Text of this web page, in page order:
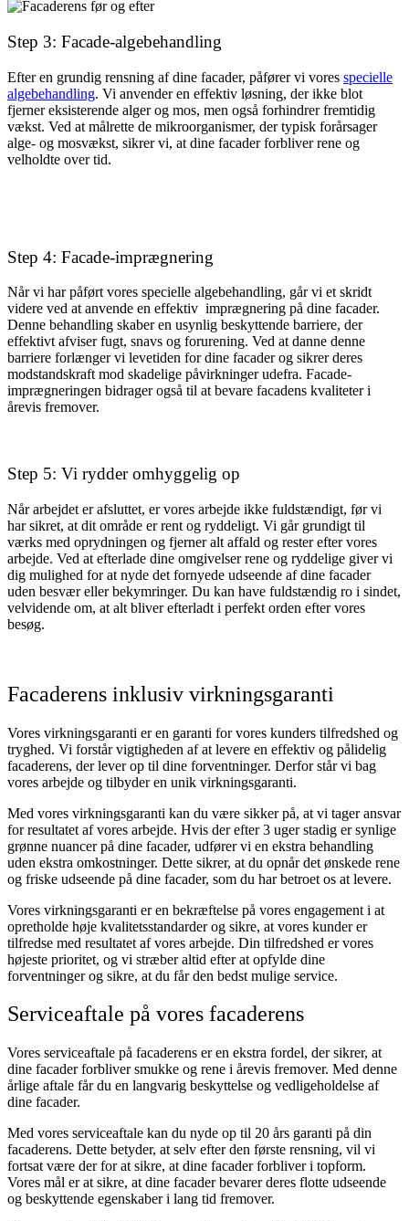
Step 3: Facade-algebehandling
Efter en grundig rensning af dine facader, påfører vi vores specielle
algebehandling. Vi anvender en effektiv løsning, der ikke blot
fjerner eksisterende alger og mos, men også forhindrer fremtidig
vækst. Ved at målrette de mikroorganismer, der typisk forårsager
alge- og mosvækst, sikrer vi, at dine facader forbliver rene og
velholdte over tid.
Step 4: Facade-imprægnering
Når vi har påført vores specielle algebehandling, går vi et skridt
videre ved at anvende en effektiv imprægnering på dine facader.
Denne behandling skaber en usynlig beskyttende barriere, der
effektivt afviser fugt, snavs og forurening. Ved at danne denne
barriere forlænger vi levetiden for dine facader og sikrer deres
modstandskraft mod skadelige påvirkninger udefra. Facade-
imprægneringen bidrager også til at bevare facadens kvaliteter i
årevis fremover.
Step 5: Vi rydder omhyggelig op
Når arbejdet er afsluttet, er vores arbejde ikke fuldstændigt, før vi
har sikret, at dit område er rent og ryddeligt. Vi går grundigt til
værks med oprydningen og fjerner alt affald og rester efter vores
arbejde. Ved at efterlade dine omgivelser rene og ryddelige giver vi
dig mulighed for at nyde det fornyede udseende af dine facader
uden besvær eller bekymringer. Du kan have fuldstændig ro i sindet,
velvidende om, at alt bliver efterladt i perfekt orden efter vores
besøg.
Facaderens inklusiv virkningsgaranti
Vores virkningsgaranti er en garanti for vores kunders tilfredshed og
tryghed. Vi forstår vigtigheden af at levere en effektiv og pålidelig
facaderens, der lever op til dine forventninger. Derfor står vi bag
vores arbejde og tilbyder en unik virkningsgaranti.
Med vores virkningsgaranti kan du være sikker på, at vi tager ansvar
for resultatet af vores arbejde. Hvis der efter 3 uger stadig er synlige
grønne nuancer på dine facader, udfører vi en ekstra behandling
uden ekstra omkostninger. Dette sikrer, at du opnår det ønskede rene
og friske udseende på dine facader, som du har betroet os at levere.
Vores virkningsgaranti er en bekræftelse på vores engagement i at
opretholde høje kvalitetsstandarder og sikre, at vores kunder er
tilfredse med resultatet af vores arbejde. Din tilfredshed er vores
højeste prioritet, og vi stræber altid efter at opfylde dine
forventninger og sikre, at du får den bedst mulige service.
Serviceaftale på vores facaderens
Vores serviceaftale på facaderens er en ekstra fordel, der sikrer, at
dine facader forbliver smukke og rene i årevis fremover. Med denne
årlige aftale får du en langvarig beskyttelse og vedligeholdelse af
dine facader.
Med vores serviceaftale kan du nyde op til 20 års garanti på din
facaderens. Dette betyder, at selv efter den første rensning, vil vi
fortsat være der for at sikre, at dine facader forbliver i topform.
Vores mål er at sikre, at dine facader bevarer deres flotte udseende
og beskyttende egenskaber i lang tid fremover.